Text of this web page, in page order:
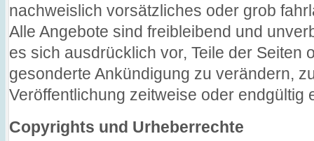
nachweislich vorsätzliches oder grob
Alle Angebote sind freibleibend und
es sich ausdrücklich vor, Teile der Seiten
gesonderte Ankündigung zu verändern,
Veröffentlichung zeitweise oder endgültig
Copyrights und Urheberrechte